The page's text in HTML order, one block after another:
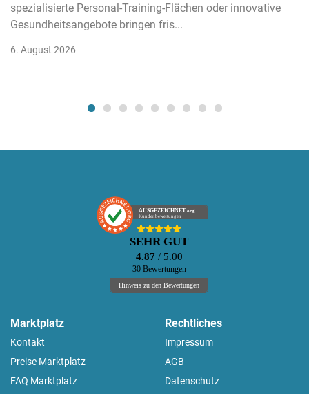
spezialisierte Personal-Training-Flächen oder innovative
Gesundheitsangebote bringen fris...
6. August 2026
AUSGEZEICHNET.org
Kundenbewertungen
SEHR GUT
4.87 / 5.00
30 Bewertungen
Hinweis zu den Bewertungen
Marktplatz
Kontakt
Preise Marktplatz
FAQ Marktplatz
Rechtliches
Impressum
AGB
Datenschutz